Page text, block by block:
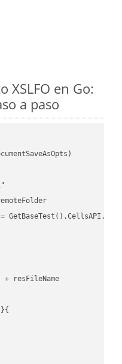
XSLFO en Go:
a paso
+ resFileName